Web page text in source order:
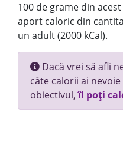
100 de grame din
aport caloric din
un adult (2000 kCal).
Dacă vrei să afli
câte calorii ai
obiectivul,îl poți